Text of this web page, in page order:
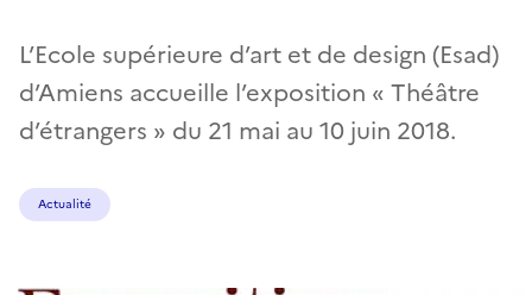
L’Ecole supérieure d’art et de design (Esad)
d’Amiens accueille l’exposition « Théâtre
d’étrangers » du 21 mai au 10 juin 2018.
Actualité